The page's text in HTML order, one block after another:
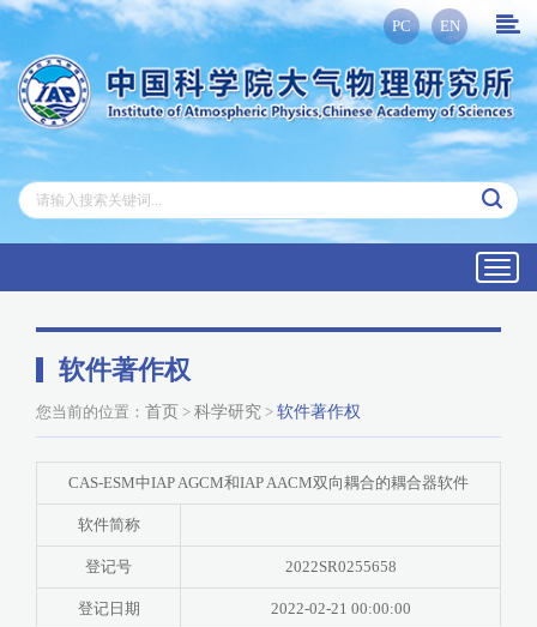
PC EN
软件著作权
您当前的位置： 首页 > 科学研究 > 软件著作权
CAS-ESM中IAP AGCM和IAP AACM双向耦合的耦合器软件
软件简称
登记号 2022SR0255658
登记日期 2022-02-21 00:00:00